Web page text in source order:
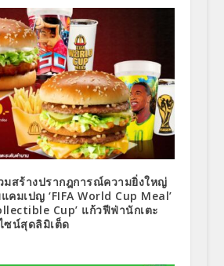
มสร้างปรากฎการณ์ความยิ่งใหญ่
คมเปญ ‘FIFA World Cup Meal’
Cup’ แก้วฟีฟ่านักเตะ
ซน์สุดลิมิเต็ด